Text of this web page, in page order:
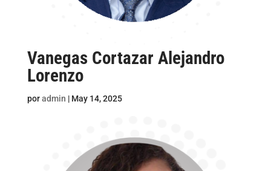
Vanegas Cortazar Alejandro
Lorenzo
poradmin | May 14, 2025